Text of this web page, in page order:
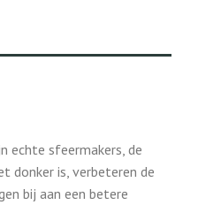
echte sfeermakers, de
donker is, verbeteren de
bij aan een betere